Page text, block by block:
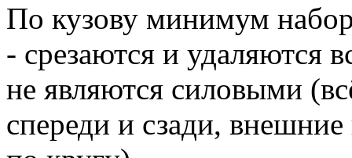
По кузову минимум
- срезаются и удаляются
не являются силовыми
спереди и сзади,